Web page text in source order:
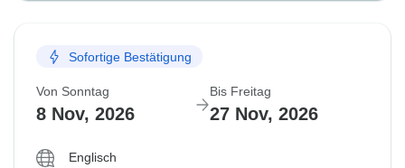
Sofortige Bestätigung
Von Sonntag
8 Nov, 2026
Bis Freitag
27 Nov, 2026
Englisch